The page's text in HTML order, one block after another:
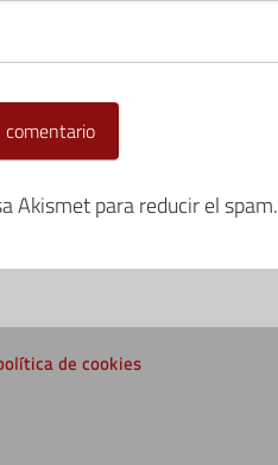
Akismet para reducir el spam.
de cookies